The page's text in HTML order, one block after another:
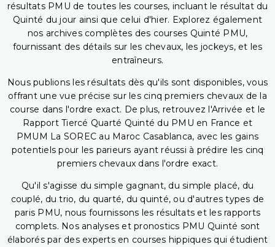
résultats PMU de toutes les courses, incluant le résultat du
Quinté du jour ainsi que celui d'hier. Explorez également
nos archives complètes des courses Quinté PMU,
fournissant des détails sur les chevaux, les jockeys, et les
entraîneurs.
Nous publions les résultats dès qu'ils sont disponibles, vous
offrant une vue précise sur les cinq premiers chevaux de la
course dans l'ordre exact. De plus, retrouvez l'Arrivée et le
Rapport Tiercé Quarté Quinté du PMU en France et
PMUM La SOREC au Maroc Casablanca, avec les gains
potentiels pour les parieurs ayant réussi à prédire les cinq
premiers chevaux dans l'ordre exact.
Qu'il s'agisse du simple gagnant, du simple placé, du
couplé, du trio, du quarté, du quinté, ou d'autres types de
paris PMU, nous fournissons les résultats et les rapports
complets. Nos analyses et pronostics PMU Quinté sont
élaborés par des experts en courses hippiques qui étudient